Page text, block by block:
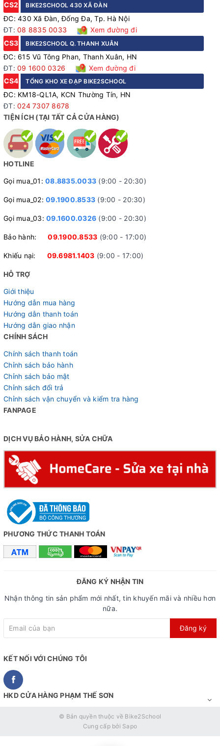
CS2
BIKE2SCHOOL 430 XÃ ĐÀN
ĐC: 430 Xã Đàn, Đống Đa, Tp. Hà Nội
ĐT: 08 8835 0033
Xem đường đi
CS3
BIKE2SCHOOL Q. THANH XUÂN
ĐC: 615 Vũ Tông Phan, Thanh Xuân, HN
ĐT: 09 1600 0326
Xem đường đi
CS4
TỔNG KHO XE ĐẠP BIKE2SCHOOL
ĐC: KM18-QL1A, KCN Thường Tín, HN
ĐT: 024 7307 8678
TIỆN ÍCH (TẠI TẤT CẢ CỬA HÀNG)
HOTLINE
Gọi mua_01: 08.8835.0033 (9:00 - 20:30)
Gọi mua_02: 09.1900.8533 (9:00 - 20:30)
Gọi mua_03: 09.1600.0326 (9:00 - 20:30)
Bảo hành:09.1900.8533 (9:00 - 17:00)
Khiếu nại: 09.6981.1403 (9:00 - 17:00)
HỖ TRỢ
Giới thiệu
Hướng dẫn mua hàng
Hướng dẫn thanh toán
Hướng dẫn giao nhận
CHÍNH SÁCH
Chính sách thanh toán
Chỉnh sách bảo hành
Chỉnh sách bảo mật
Chỉnh sách đổi trả
Chỉnh sách vận chuyển và kiểm tra hàng
FANPAGE
DỊCH VỤ BẢO HÀNH, SỬA CHỮA
PHƯƠNG THỨC THANH TOÁN
ĐĂNG KÝ NHẬN TIN
Nhận thông tin sản phẩm mới nhất, tin khuyến mãi và nhiều hơn
nữa.
Đăng ký
KẾT NỐI VỚI CHÚNG TÔI
HKD CỬA HÀNG PHẠM THẾ SƠN
© Bản quyền thuộc về Bike2School
Cung cấp bởi Sapo